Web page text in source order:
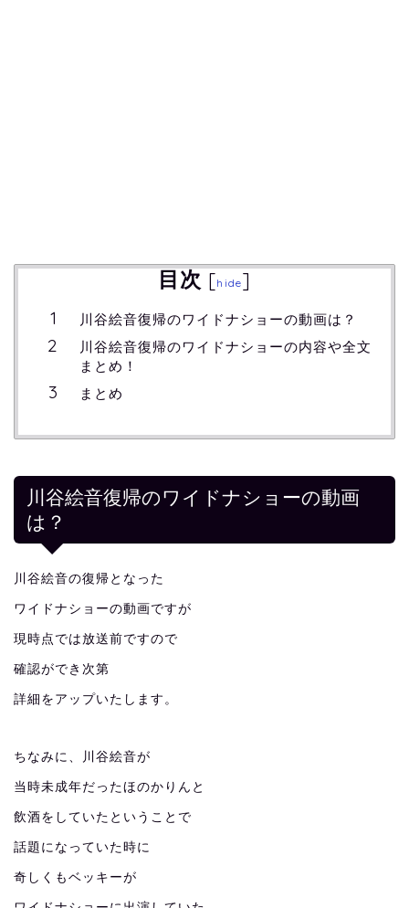
目次 [hide]
川谷絵音復帰のワイドナショーの動画は？
川谷絵音復帰のワイドナショーの内容や全文
まとめ！
まとめ
川谷絵音復帰のワイドナショーの動画
は？
川谷絵音の復帰となった
ワイドナショーの動画ですが
現時点では放送前ですので
確認ができ次第
詳細をアップいたします。
ちなみに、川谷絵音が
当時未成年だったほのかりんと
飲酒をしていたということで
話題になっていた時に
奇しくもベッキーが